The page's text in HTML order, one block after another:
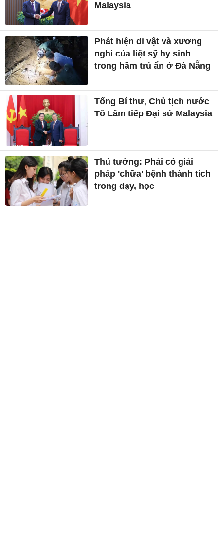
Malaysia
Phát hiện di vật và xương
nghi của liệt sỹ hy sinh
trong hầm trú ẩn ở Đà Nẵng
Tổng Bí thư, Chủ tịch nước
Tô Lâm tiếp Đại sứ Malaysia
Thủ tướng: Phải có giải
pháp 'chữa' bệnh thành tích
trong dạy, học